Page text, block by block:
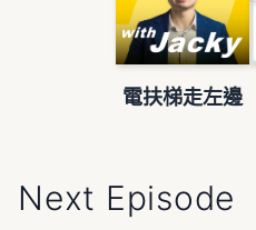
電扶梯走左邊
Next Episode